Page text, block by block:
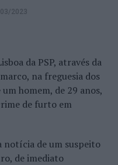
2023
da PSP, através da
na freguesia dos
homem, de 29 anos,
de furto em
notícia de um suspeito
de imediato